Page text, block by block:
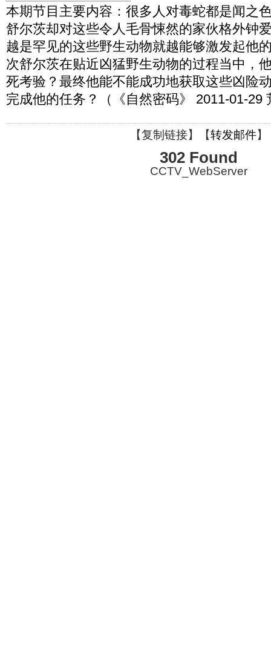
本期节目主要内容：很多人对毒蛇都是闻之
舒尔茨却对这些令人毛骨悚然的家伙格外钟
越是罕见的这些野生动物就越能够激发起他
次舒尔茨在贴近凶猛野生动物的过程当中，
死考验？最终他能不能成功地获取这些凶险
完成他的任务？（《自然密码》 2011-01-29
【复制链接】【转发邮件】
302 Found
CCTV_WebServer